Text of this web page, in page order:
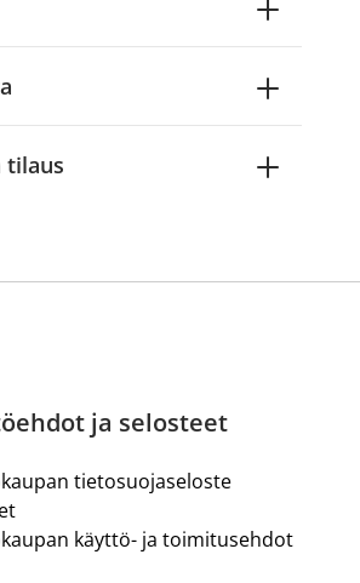
tilaus
ja selosteet
tietosuojaseloste
käyttö- ja toimitusehdot